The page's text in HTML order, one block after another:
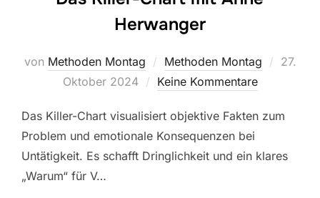
Herwanger
von Methoden Montag Methoden Montag
27.
Oktober 2024
Keine Kommentare
Das Killer-Chart visualisiert objektive Fakten zum
Problem und emotionale Konsequenzen bei
Untätigkeit. Es schafft Dringlichkeit und ein klares
„Warum“ für V…